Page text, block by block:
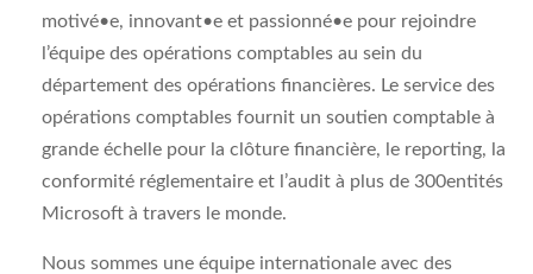
motivé•e, innovant•e et passionné•e pour rejoindre
l’équipe des opérations comptables au sein du
département des opérations financières. Le service des
opérations comptables fournit un soutien comptable à
grande échelle pour la clôture financière, le reporting, la
conformité réglementaire et l’audit à plus de 300entités
Microsoft à travers le monde.
Nous sommes une équipe internationale avec des